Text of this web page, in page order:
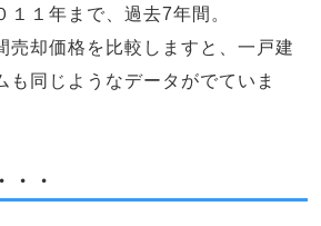
１１年まで、過去7年間。
売却価格を比較しますと、一戸建
も同じようなデータがでていま
・・